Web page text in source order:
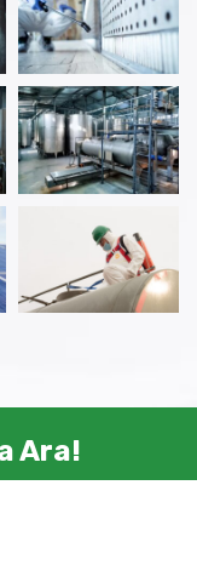
Hakları Saklıdır.
Ara!